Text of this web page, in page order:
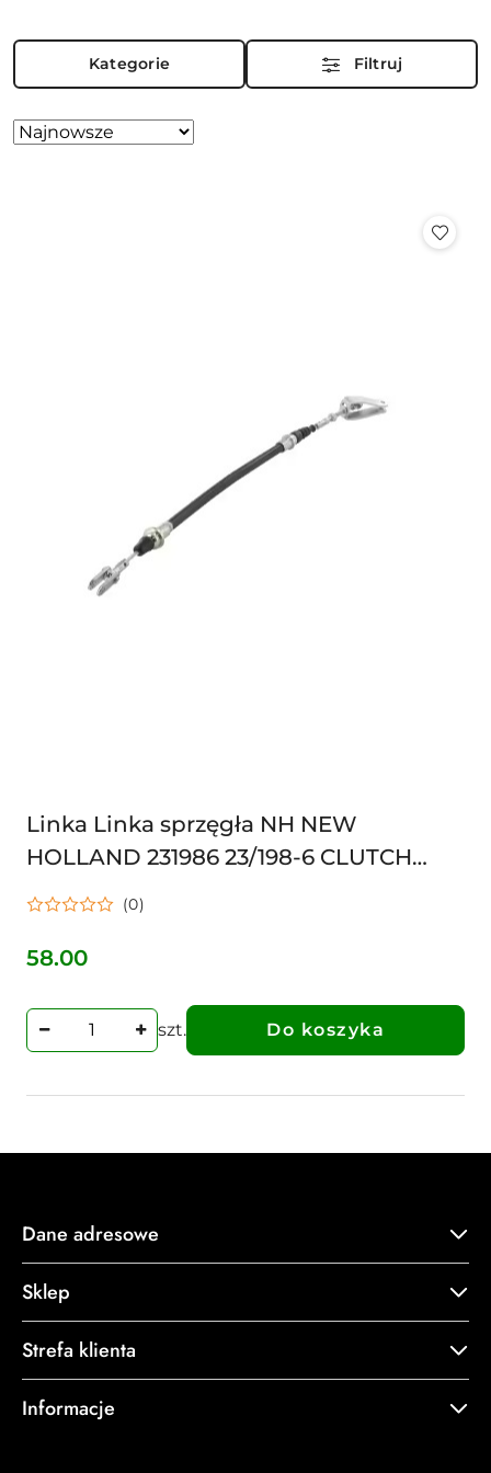
Kategorie Filtruj
Zastosowano
Sortuj
Linka Linka sprzęgła NH NEW
HOLLAND 231986 23/198-6 CLUTCH
CABLE M24 L-480 5111879 , 5120399 ,
(0)
Cena:
58.00
szt. Do koszyka
Dane adresowe
Sklep
Strefa klienta
Informacje